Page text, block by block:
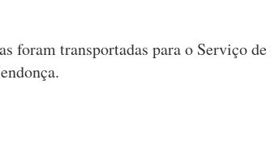
foram transportadas para o Serviço de